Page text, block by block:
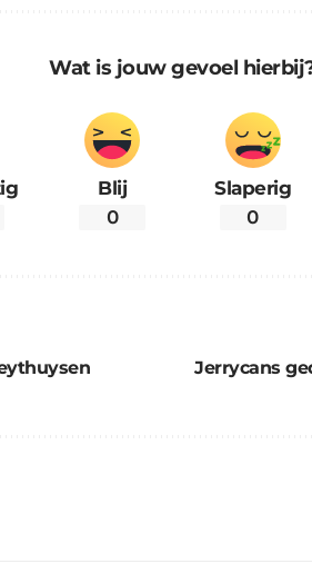
Wat is jouw gevoel
Blij
0
Slaperig
0
Jerrycans